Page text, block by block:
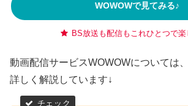
WOWOWで見てみる♪
BS放送も配信もこれひとつで楽
動画配信サービスWOWOWについては
詳しく解説しています↓